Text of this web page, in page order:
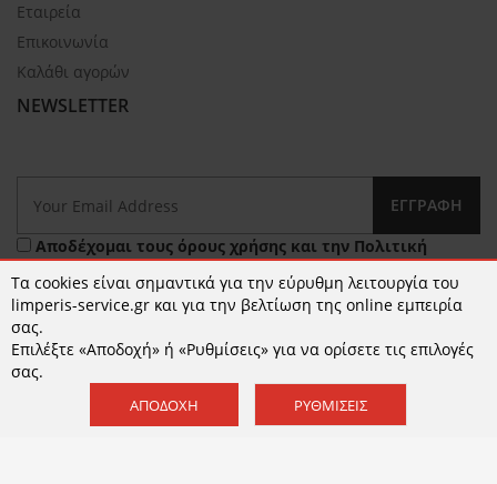
Εταιρεία
Επικοινωνία
Καλάθι αγορών
NEWSLETTER
ΕΓΓΡΑΦΉ
Αποδέχομαι τους όρους χρήσης και την Πολιτική
Τα cookies είναι σημαντικά για την εύρυθμη λειτουργία του
limperis-service.gr και για την βελτίωση της online εμπειρία
σας.
Επιλέξτε «Αποδοχή» ή «Ρυθμίσεις» για να ορίσετε τις επιλογές
σας.
ΑΠΟΔΟΧΉ ΡΥΘΜΊΣΕΙΣ